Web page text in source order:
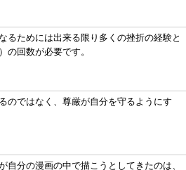
るためには出来る限り多くの挫折の経験と
の回数が必要です。
のではなく、尊厳が自分を守るようにす
自分の漫画の中で描こうとしてきたのは、